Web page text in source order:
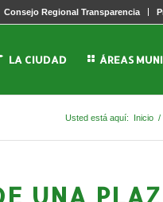
Consejo Regional Transparencia
LA CIUDAD ÁREAS
Usted está aquí: Inicio /
UNA